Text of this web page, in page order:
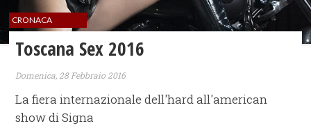
CRONACA
Toscana Sex 2016
Domenica, 28 Febbraio 2016
La fiera internazionale dell'hard all'american
show di Signa